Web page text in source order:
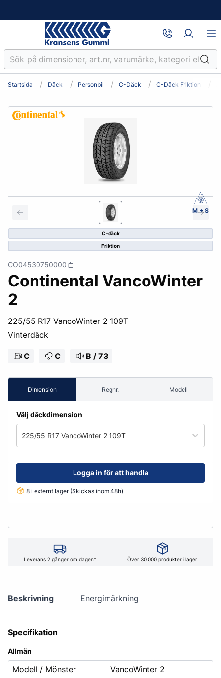
Startsida Däck Personbil C-Däck C-Däck Friktion
C-däck
Friktion
M + S
CO04530750000
Continental VancoWinter
2
225/55 R17 VancoWinter 2 109T
Vinterdäck
C C B / 73
Dimension Regnr. Modell
Välj däckdimension
225/55 R17 VancoWinter 2 109T
Logga in för att handla
8 i externt lager (Skickas inom 48h)
Leverans 2 gånger om dagen* Över 30.000 produkter i lager
Beskrivning Energimärkning
Specifikation
Allmän
Modell / Mönster
VancoWinter 2